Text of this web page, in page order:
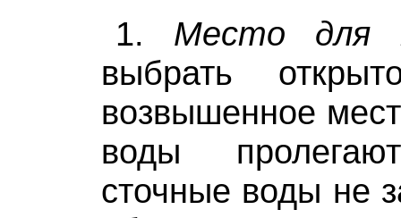
1. Место для
выбрать
возвышенное
воды
сточные воды не